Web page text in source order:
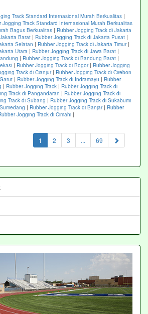
Track Standard Internasional Murah Berkualitas |
Track Standard Internasional Murah Berkualitas
Bagus Berkualitas | Rubber Jogging Track di Jakarta
Barat | Rubber Jogging Track di Jakarta Pusat |
Selatan | Rubber Jogging Track di Jakarta Timur|
Utara | Rubber Jogging Track di Jawa Barat |
| Rubber Jogging Track di Bandung Barat |
| Rubber Jogging Track di Bogor| Rubber Jogging
Track di Cianjur| Rubber Jogging Track di Cirebon
| Rubber Jogging Track di Indramayu | Rubber
| Rubber Jogging Track | Rubber Jogging Track di
Track di Pangandaran | Rubber Jogging Track di
Track di Subang | Rubber Jogging Track di Sukabumi
| Rubber Jogging Track di Banjar| Rubber
Jogging Track di Cimahi |
1 (current)
2 3 ... 69